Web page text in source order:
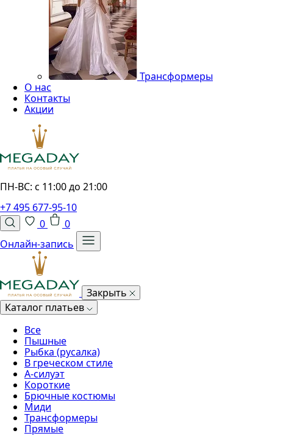
Трансформеры
О нас
Контакты
Акции
ПН-ВС: с 11:00 до 21:00
+7 495 677-95-10
0
0
Онлайн-запись
Закрыть
Каталог платьев
Все
Пышные
Рыбка (русалка)
В греческом стиле
А-силуэт
Короткие
Брючные костюмы
Миди
Трансформеры
Прямые